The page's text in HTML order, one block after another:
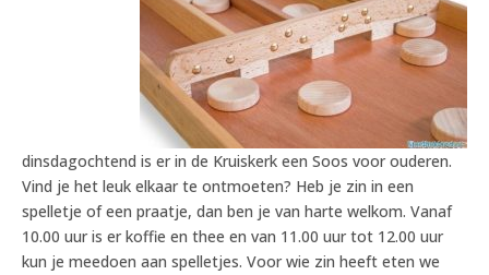
dinsdagochtend is er in de Kruiskerk een Soos voor ouderen.
Vind je het leuk elkaar te ontmoeten? Heb je zin in een
spelletje of een praatje, dan ben je van harte welkom. Vanaf
10.00 uur is er koffie en thee en van 11.00 uur tot 12.00 uur
kun je meedoen aan spelletjes. Voor wie zin heeft eten we